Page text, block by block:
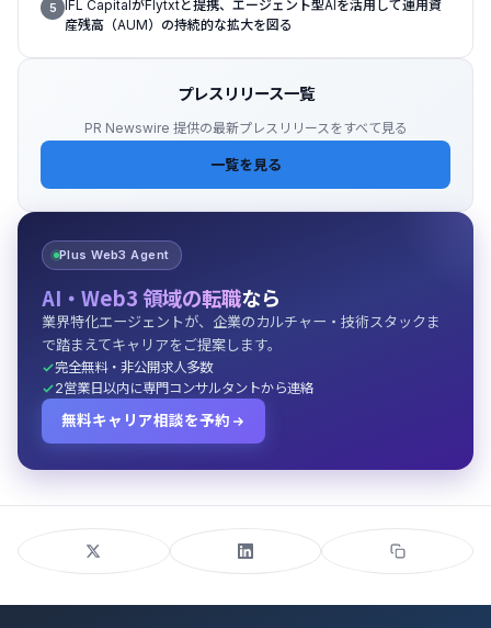
5 IFL CapitalがFlytxtと提携、エージェント型AIを活用して運用資
産残高（AUM）の持続的な拡大を図る
プレスリリース一覧
PR Newswire 提供の最新プレスリリースをすべて見る
一覧を見る
Plus Web3 Agent
AI・Web3 領域の転職なら
業界特化エージェントが、企業のカルチャー・技術スタックま
で踏まえてキャリアをご提案します。
完全無料・非公開求人多数
2営業日以内に専門コンサルタントから連絡
無料キャリア相談を予約